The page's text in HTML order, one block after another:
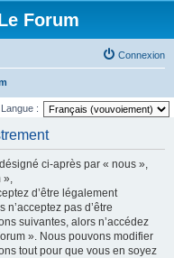
Forum
Connexion
Langue :
ci-après par « nous »,
»,
d’être légalement
pas d’être
suivantes, alors n’accédez
». Nous pouvons modifier
tout pour que vous en soyez